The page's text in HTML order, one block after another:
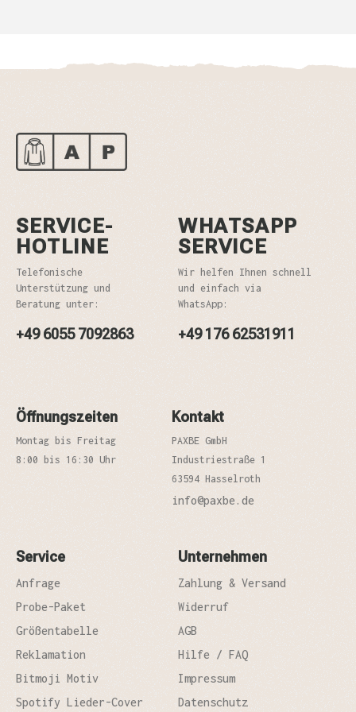
SERVICE-
HOTLINE
Telefonische
Unterstützung und
Beratung unter:
+49 6055 7092863
WHATSAPP
SERVICE
Wir helfen Ihnen schnell
und einfach via
WhatsApp:
+49 176 62531911
Öffnungszeiten
Montag bis Freitag
8:00 bis 16:30 Uhr
Kontakt
PAXBE GmbH
Industriestraße 1
63594 Hasselroth
info@paxbe.de
Service
Anfrage
Probe-Paket
Größentabelle
Reklamation
Bitmoji Motiv
Spotify Lieder-Cover
Unternehmen
Zahlung & Versand
Widerruf
AGB
Hilfe / FAQ
Impressum
Datenschutz